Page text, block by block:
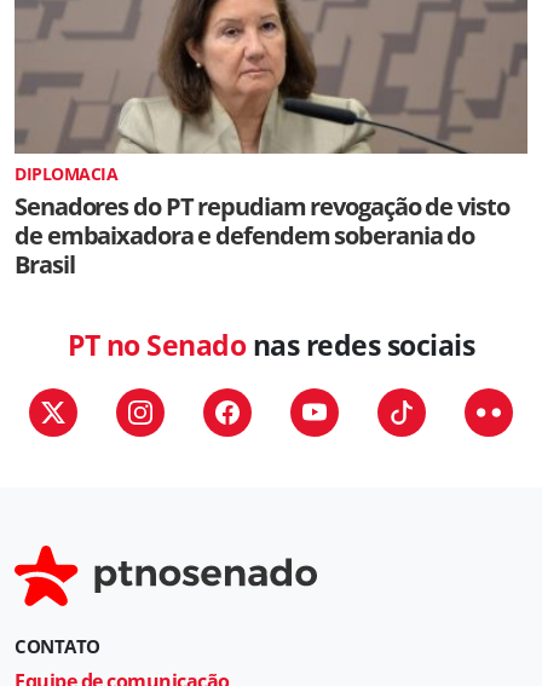
DIPLOMACIA
Senadores do PT repudiam revogação de visto
de embaixadora e defendem soberania do
Brasil
PT no Senadonas redes sociais
CONTATO